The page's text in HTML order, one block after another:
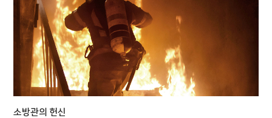
소방관의 헌신